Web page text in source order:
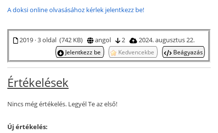
A doksi online olvasásához kérlek jelentkezz be!
2019 · 3 oldal (742 KB) angol 2 2024. augusztus 22.
Jelentkezz be Kedvencekbe Beágyazás
Értékelések
Nincs még értékelés. Legyél Te az első!
Új értékelés: